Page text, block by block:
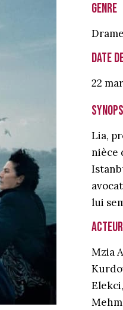
Genre
Drame
Date
22
Lia,
nièce
lui
Mzia